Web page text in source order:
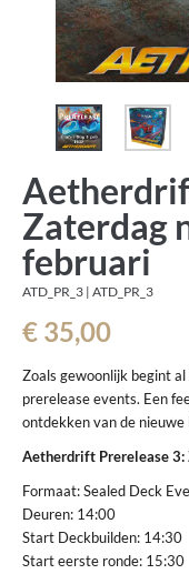
Zaterdag
februari
ATD_PR_3 | ATD_PR_3
€ 35,00
Zoals gewoonlijk begint
prerelease events. Een
ontdekken van de
Aetherdrift Prerelease
Formaat: Sealed Deck
Deuren: 14:00
Start Deckbuilden: 14:30
Start eerste ronde: 15:30